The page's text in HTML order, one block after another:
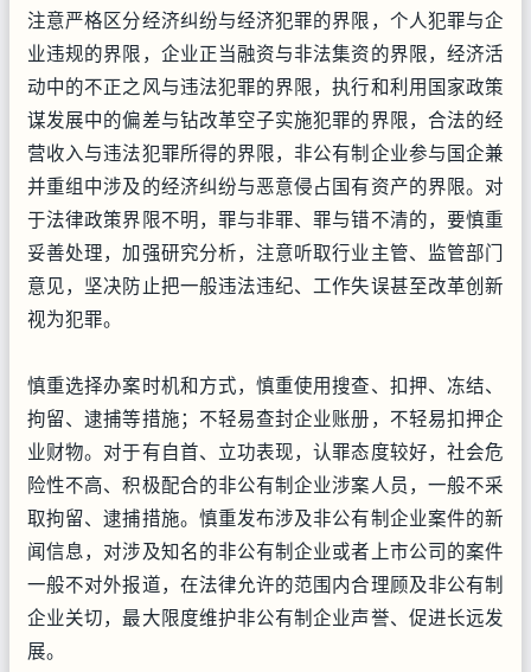
注意严格区分经济纠纷与经济犯罪的界限，个人犯罪与企
业违规的界限，企业正当融资与非法集资的界限，经济活
动中的不正之风与违法犯罪的界限，执行和利用国家政策
谋发展中的偏差与钻改革空子实施犯罪的界限，合法的经
营收入与违法犯罪所得的界限，非公有制企业参与国企兼
并重组中涉及的经济纠纷与恶意侵占国有资产的界限。对
于法律政策界限不明，罪与非罪、罪与错不清的，要慎重
妥善处理，加强研究分析，注意听取行业主管、监管部门
意见，坚决防止把一般违法违纪、工作失误甚至改革创新
视为犯罪。
慎重选择办案时机和方式，慎重使用搜查、扣押、冻结、
拘留、逮捕等措施；不轻易查封企业账册，不轻易扣押企
业财物。对于有自首、立功表现，认罪态度较好，社会危
险性不高、积极配合的非公有制企业涉案人员，一般不采
取拘留、逮捕措施。慎重发布涉及非公有制企业案件的新
闻信息，对涉及知名的非公有制企业或者上市公司的案件
一般不对外报道，在法律允许的范围内合理顾及非公有制
企业关切，最大限度维护非公有制企业声誉、促进长远发
展。